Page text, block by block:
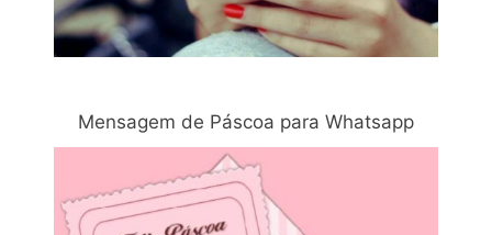
Mensagem de Páscoa para Whatsapp